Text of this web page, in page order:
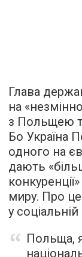
Глава
на
з Польщею
Бо Україна
одного на
дають
миру. Про
у
Польща,